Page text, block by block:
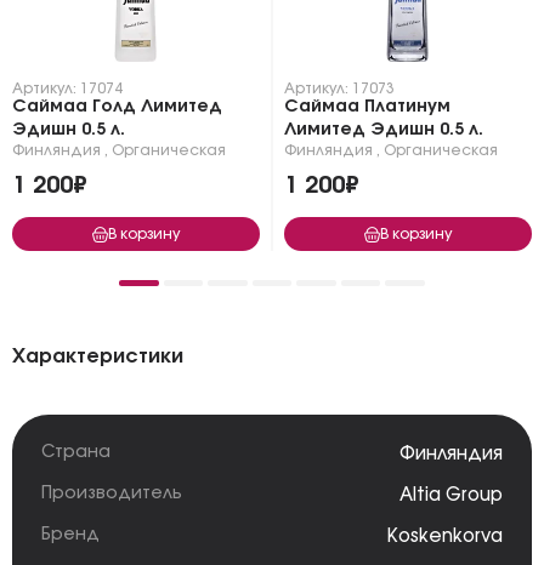
Артикул: 17074
Саймаа Голд Лимитед
Эдишн 0.5 л.
Финляндия Органическая
1 200₽
В корзину
Артикул: 17073
Саймаа Платинум
Лимитед Эдишн 0.5 л.
Финляндия Органическая
1 200₽
В корзину
Характеристики
Страна Финляндия
Производитель Altia Group
Бренд Koskenkorva